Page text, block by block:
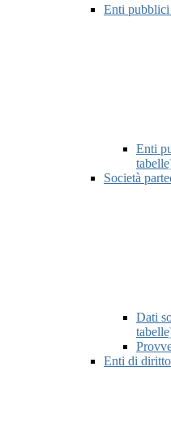
Enti
Enti
Società
Dati
Enti di